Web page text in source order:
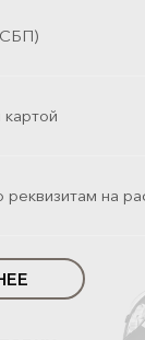
картой
на